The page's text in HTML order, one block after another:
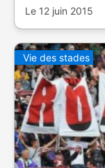
Le 12 juin 2015
Vie des stades